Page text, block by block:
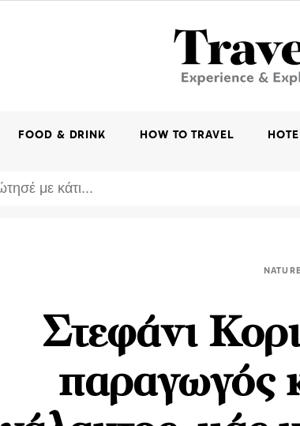
FOOD & DRINK HOW TO TRAVEL
NATURE
Στεφάνι
παραγωγός